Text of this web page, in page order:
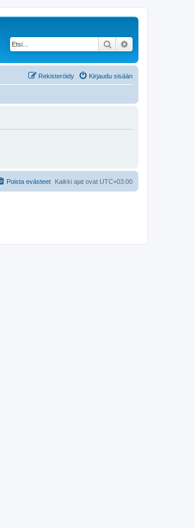
Etsi
Kirjaudu sisään
Rekisteröidy
Kaikki ajat ovat UTC+03:00
Poista evästeet